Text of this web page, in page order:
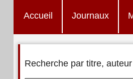
Accueil Journaux
Recherche par titre,